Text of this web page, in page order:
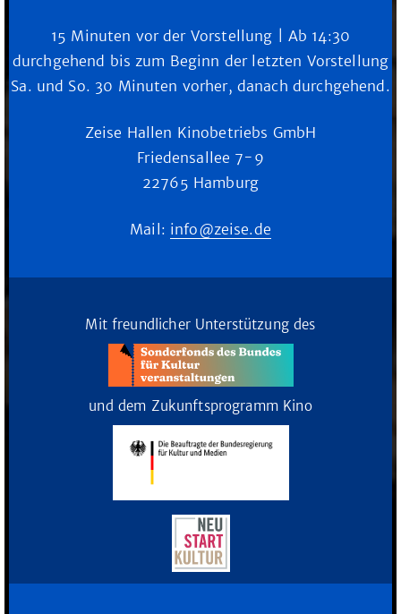
15 Minuten vor der Vorstellung | Ab 14:30
durchgehend bis zum Beginn der letzten Vorstellung
Sa. und So. 30 Minuten vorher, danach durchgehend.
Zeise Hallen Kinobetriebs GmbH
Friedensallee 7-9
22765 Hamburg
Mail: info@zeise.de
Mit freundlicher Unterstützung des
und dem Zukunftsprogramm Kino